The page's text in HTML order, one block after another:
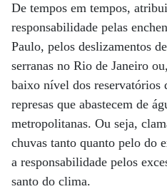
De tempos em tempos,
responsabilidade pelas
Paulo, pelos deslizamentos
serranas no Rio de Janeiro
baixo nível dos reservatórios
represas que abastecem de
metropolitanas. Ou seja,
chuvas tanto quanto pelo do
a responsabilidade pelos
santo do clima.